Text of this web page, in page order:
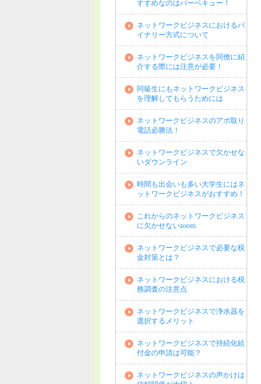
すすめなのはバーベキュー！
ネットワークビジネスにおけるバ
イナリー方式について
ネットワークビジネスを同僚に紹
介する際には注意が必要！
同級生にもネットワークビジネス
を理解してもらうためには
ネットワークビジネスのアポ取り
電話必勝法！
ネットワークビジネスで欠かせな
いダウンライン
時間も出会いも多い大学生にはネ
ットワークビジネスがおすすめ！
これからのネットワークビジネス
に欠かせないzoom
ネットワークビジネスで必要な税
金対策とは？
ネットワークビジネスにおける税
務調査の注意点
ネットワークビジネスで浄水器を
選択するメリット
ネットワークビジネスで持続化給
付金の申請は可能？
ネットワークビジネスの声かけは